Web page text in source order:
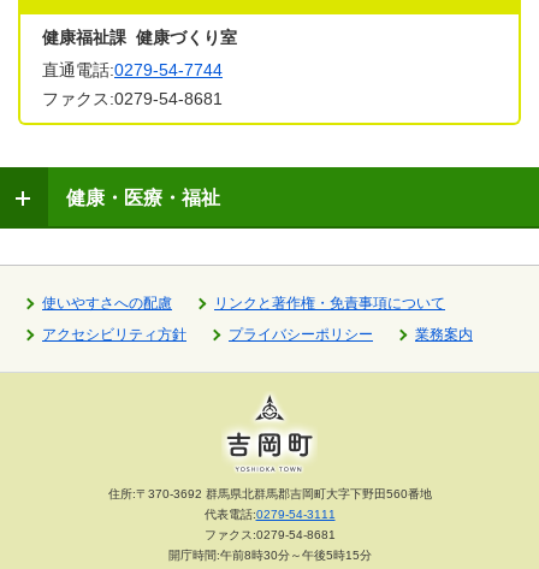
健康福祉課 健康づくり室
直通電話:0279-54-7744
ファクス:0279-54-8681
健康・医療・福祉
使いやすさへの配慮
リンクと著作権・免責事項について
アクセシビリティ方針
プライバシーポリシー 業務案内
住所:〒370-3692 群馬県北群馬郡吉岡町大字下野田560番地
代表電話:0279-54-3111
ファクス:0279-54-8681
開庁時間:午前8時30分～午後5時15分